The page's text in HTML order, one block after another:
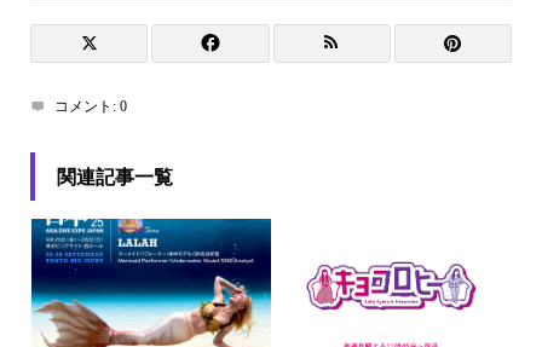
コメント: 0
関連記事一覧